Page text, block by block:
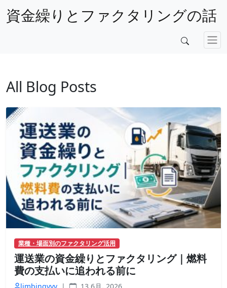
資金繰りとファクタリングの話
All Blog Posts
業種・場面別のファクタリング活用
運送業の資金繰りとファクタリング｜燃料
費の支払いに追われる前に